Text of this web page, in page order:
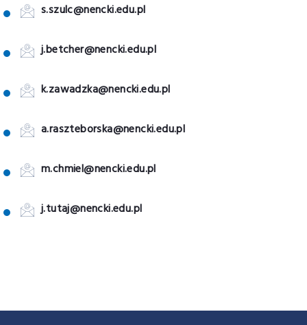
s.szulc@nencki.edu.pl
j.betcher@nencki.edu.pl
k.zawadzka@nencki.edu.pl
a.raszteborska@nencki.edu.pl
m.chmiel@nencki.edu.pl
j.tutaj@nencki.edu.pl